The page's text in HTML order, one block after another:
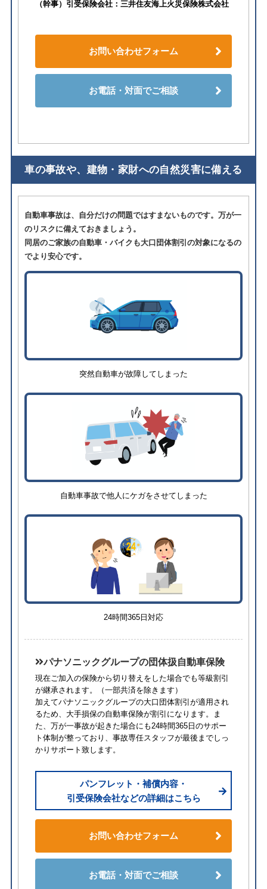
（幹事）引受保険会社：三井住友海上火災保険株式会社
お問い合わせフォーム
お電話・対面でご相談
車の事故や、建物・家財への自然災害に備える
自動車事故は、自分だけの問題ではすまないものです。万が一
のリスクに備えておきましょう。
同居のご家族の自動車・バイクも大口団体割引の対象になるの
でより安心です。
突然自動車が故障してしまった
自動車事故で他人にケガをさせてしまった
24時間365日対応
パナソニックグループの団体扱自動車保険
現在ご加入の保険から切り替えをした場合でも等級割引
が継承されます。
（一部共済を除きます）
加えてパナソニックグループの大口団体割引が適用され
るため、⼤⼿損保の自動車保険が割引になります。ま
た、万が一事故が起きた場合にも24時間365日のサポー
ト体制が整っており、事故専任スタッフが最後までしっ
かりサポート致します。
パンフレット・補償内容・
引受保険会社などの詳細はこちら
お問い合わせフォーム
お電話・対面でご相談